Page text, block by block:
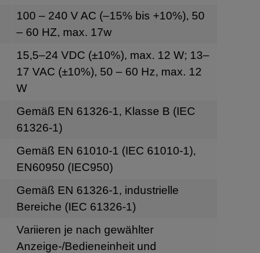
100 – 240 V AC (–15% bis +10%), 50
– 60 HZ, max. 17w
15,5–24 VDC (±10%), max. 12 W; 13–
17 VAC (±10%), 50 – 60 Hz, max. 12
W
Gemäß EN 61326-1, Klasse B (IEC
61326-1)
Gemäß EN 61010-1 (IEC 61010-1),
EN60950 (IEC950)
Gemäß EN 61326-1, industrielle
Bereiche (IEC 61326-1)
Variieren je nach gewählter
Anzeige-/Bedieneinheit und